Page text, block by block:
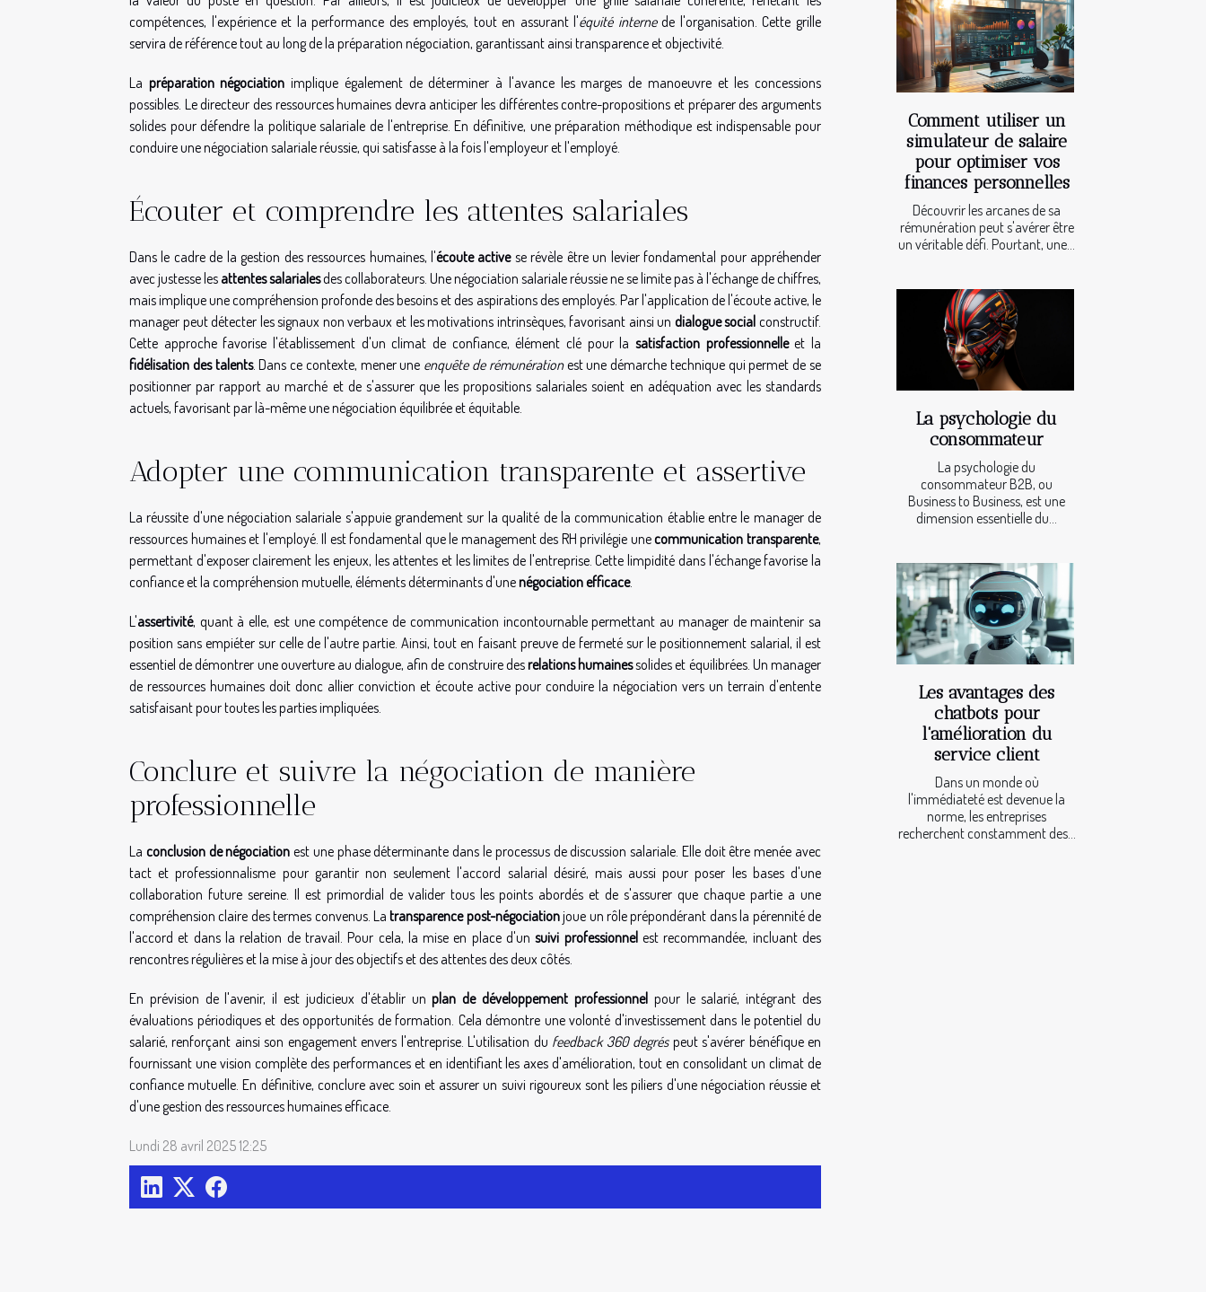
compétences, l'expérience et la performance des employés, tout en assurant l'équité internede l'organisation. Cette grille
servira de référence tout au long de la préparation négociation, garantissant ainsi transparence et objectivité.
La préparation négociation implique également de déterminer à l'avance les marges de manoeuvre et les concessions
possibles. Le directeur des ressources humaines devra anticiper les différentes contre-propositions et préparer des arguments
solides pour défendre la politique salariale de l'entreprise. En définitive, une préparation méthodique est indispensable pour
conduire une négociation salariale réussie, qui satisfasse à la fois l'employeur et l'employé.
Écouter et comprendre les attentes salariales
Dans le cadre de la gestion des ressources humaines, l'écoute activese révèle être un levier fondamental pour appréhender
avec justesse les attentes salarialesdes collaborateurs. Une négociation salariale réussie ne se limite pas à l'échange de chiffres,
mais implique une compréhension profonde des besoins et des aspirations des employés. Par l'application de l'écoute active, le
manager peut détecter les signaux non verbaux et les motivations intrinsèques, favorisant ainsi un dialogue social constructif.
Cette approche favorise l'établissement d'un climat de confiance, élément clé pour la satisfaction professionnelleet la
fidélisation des talents. Dans ce contexte, mener une enquête de rémunérationest une démarche technique qui permet de se
positionner par rapport au marché et de s'assurer que les propositions salariales soient en adéquation avec les standards
actuels, favorisant par là-même une négociation équilibrée et équitable.
Adopter une communication transparente et assertive
La réussite d'une négociation salariale s'appuie grandement sur la qualité de la communication établie entre le manager de
ressources humaines et l'employé. Il est fondamental que le management des RH privilégie unecommunication transparente,
permettant d'exposer clairement les enjeux, les attentes et les limites de l'entreprise. Cette limpidité dans l'échange favorise la
confiance et la compréhension mutuelle, éléments déterminants d'unenégociation efficace.
L'assertivité, quant à elle, est une compétence de communication incontournable permettant au manager de maintenir sa
position sans empiéter sur celle de l'autre partie. Ainsi, tout en faisant preuve de fermeté sur le positionnement salarial, il est
essentiel de démontrer une ouverture au dialogue, afin de construire desrelations humainessolides et équilibrées. Un manager
de ressources humaines doit donc allier conviction et écoute active pour conduire la négociation vers un terrain d'entente
satisfaisant pour toutes les parties impliquées.
Conclure et suivre la négociation de manière
professionnelle
La conclusion de négociation est une phase déterminante dans le processus de discussion salariale. Elle doit être menée avec
tact et professionnalisme pour garantir non seulement l'accord salarial désiré, mais aussi pour poser les bases d'une
collaboration future sereine. Il est primordial de valider tous les points abordés et de s'assurer que chaque partie a une
compréhension claire des termes convenus. Latransparence post-négociationjoue un rôle prépondérant dans la pérennité de
l'accord et dans la relation de travail. Pour cela, la mise en place d'unsuivi professionnelest recommandée, incluant des
rencontres régulières et la mise à jour des objectifs et des attentes des deux côtés.
En prévision de l'avenir, il est judicieux d'établir unplan de développement professionnelpour le salarié, intégrant des
évaluations périodiques et des opportunités de formation. Cela démontre une volonté d'investissement dans le potentiel du
salarié, renforçant ainsi son engagement envers l'entreprise. L'utilisation du feedback 360 degréspeut s'avérer bénéfique en
fournissant une vision complète des performances et en identifiant les axes d'amélioration, tout en consolidant un climat de
confiance mutuelle. En définitive, conclure avec soin et assurer un suivi rigoureux sont les piliers d'une négociation réussie et
d'une gestion des ressources humaines efficace.
Lundi 28 avril 2025 12:25
Comment utiliser un
simulateur de salaire
pour optimiser vos
finances personnelles
Découvrir les arcanes de sa
rémunération peut s'avérer être
un véritable défi. Pourtant, une...
La psychologie du
consommateur
La psychologie du
consommateur B2B, ou
Business to Business, est une
dimension essentielle du...
Les avantages des
chatbots pour
l'amélioration du
service client
Dans un monde où
l'immédiateté est devenue la
norme, les entreprises
recherchent constamment des...